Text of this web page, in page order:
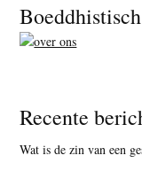
Footer
Recente
Wat is de zin van een